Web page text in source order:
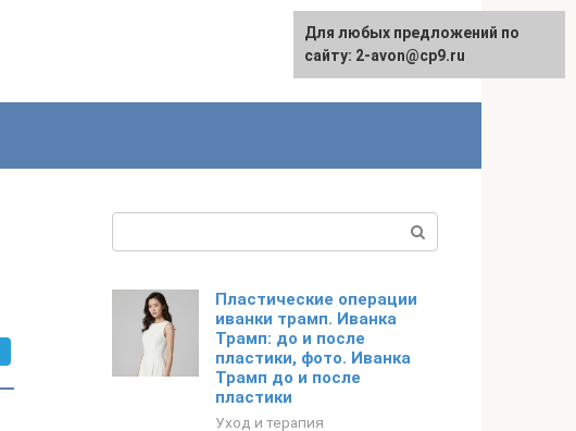
Пластические операции
иванки трамп. Иванка
Трамп: до и после
пластики, фото. Иванка
Трамп до и после
пластики
Уход и терапия
Для любых предложений по
сайту: 2-avon@cp9.ru